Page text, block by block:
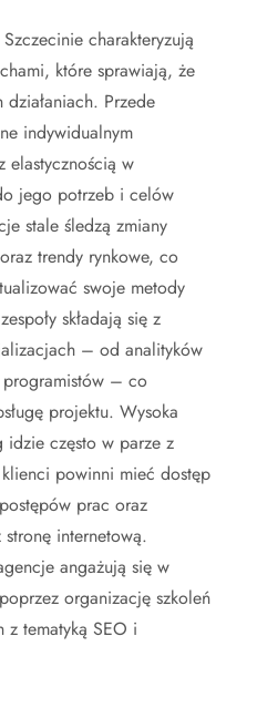
charakteryzują
które sprawiają, że
Przede
indywidualnym
elastycznością w
jego potrzeb i celów
stale śledzą zmiany
trendy rynkowe, co
swoje metody
składają się z
– od analityków
– co
projektu. Wysoka
idzie często w parze z
powinni mieć dostęp
prac oraz
internetową.
angażują się w
organizację szkoleń
z tematyką SEO i